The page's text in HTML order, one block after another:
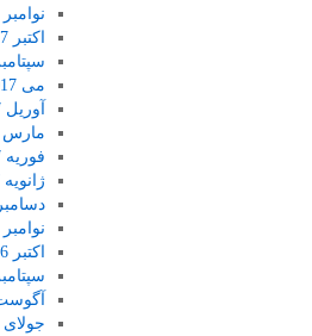
نوامبر 2017
اکتبر 2017
سپتامبر
می 2017
آوریل 2017
مارس 2017
فوریه 2017
ژانویه 2017
دسامبر 2016
نوامبر 2016
اکتبر 2016
سپتامبر
آگوست
جولای 2016